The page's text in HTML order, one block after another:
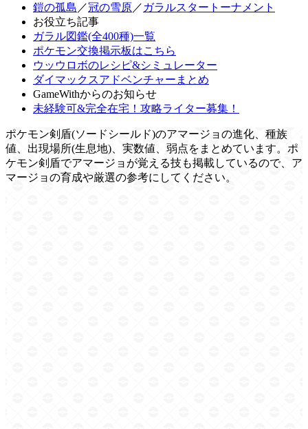
鎧の孤島 ／冠の雪原／ ガラルスタートーナメント
お役立ち記事
ガラル図鑑(全400種)一覧
ポケモン交換掲示板はこちら
ウッウロボのレシピ&シミュレーター
ダイマックスアドベンチャーまとめ
GameWithからのお知らせ
未経験可&完全在宅！攻略ライター募集！
ポケモン剣盾(ソードシールド)のアマージョの進化、種族
値、出現場所(生息地)、実数値、弱点をまとめています。ポ
ケモン剣盾でアマージョが覚える技も掲載しているので、ア
マージョの育成や厳選の参考にしてください。